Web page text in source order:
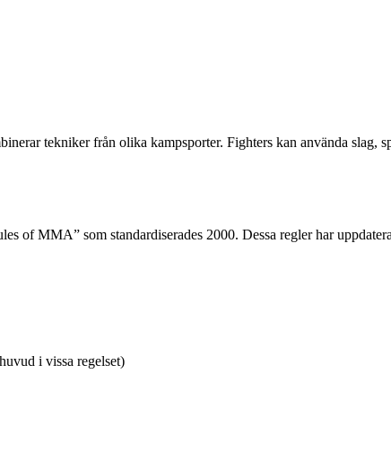
tekniker från olika kampsporter. Fighters kan använda slag,
of MMA” som standardiserades 2000. Dessa regler har
i vissa regelset)